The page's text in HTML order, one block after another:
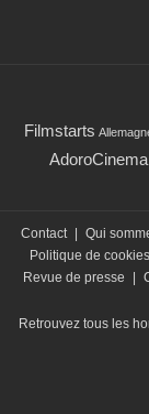
Filmstarts
AdoroCinema
Contact Qui
Politique de cookies
Revue de presse
Retrouvez tous les